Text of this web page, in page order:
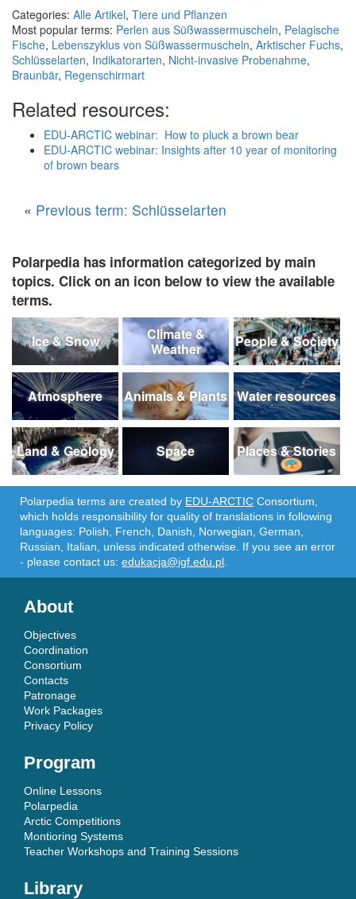
Categories: Alle Artikel, Tiere und Pflanzen
Most popular terms: Perlen aus Süßwassermuscheln, Pelagische
Fische, Lebenszyklus von Süßwassermuscheln, Arktischer Fuchs,
Schlüsselarten, Indikatorarten, Nicht-invasive Probenahme,
Braunbär, Regenschirmart
Related resources:
EDU-ARCTIC webinar: How to pluck a brown bear
EDU-ARCTIC webinar: Insights after 10 year of monitoring
of brown bears
« Previous term: Schlüsselarten
Polarpedia has information categorized by main
topics. Click on an icon below to view the available
terms.
Ice & Snow
Climate &
Weather
People & Society
Atmosphere Animals & Plants Water resources
Land & Geology Space Places & Stories
Polarpedia terms are created by EDU-ARCTIC Consortium,
which holds responsibility for quality of translations in following
languages: Polish, French, Danish, Norwegian, German,
Russian, Italian, unless indicated otherwise. If you see an error
- please contact us: edukacja@igf.edu.pl
About
Objectives
Coordination
Consortium
Contacts
Patronage
Work Packages
Privacy Policy
Program
Online Lessons
Polarpedia
Arctic Competitions
Montioring Systems
Teacher Workshops and Training Sessions
Library